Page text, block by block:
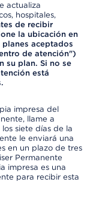
actualiza
hospitales,
de recibir
la ubicación en
aceptados
de atención")
su plan. Si no se
está
impresa del
llame a
siete días de la
le enviará una
en un plazo de tres
Permanente
impresa es una
para recibir esta